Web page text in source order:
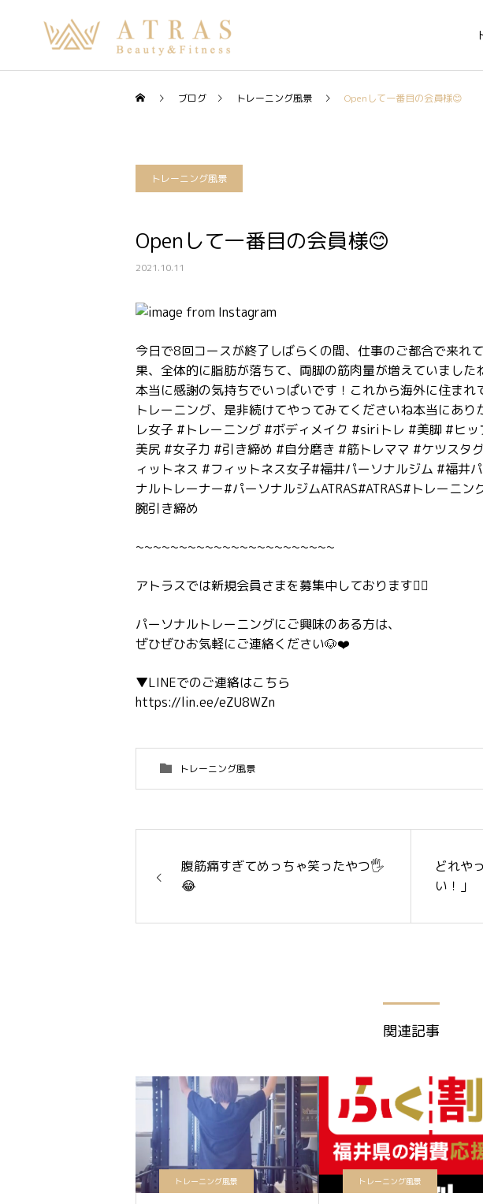
ブログ トレーニング風景 Openして一番目の会員様😊
トレーニング風景
Openして一番目の会員様😊
2021.10.11
今日で8回コースが終了しばらくの間、仕事のご都合で来れ
果、全体的に脂肪が落ちて、両脚の筋肉量が増えていまし
本当に感謝の気持ちでいっぱいです！これから海外に住ま
トレーニング、是非続けてやってみてくださいね本当にあ
レ女子 #トレーニング #ボディメイク #siriトレ #美脚 #ヒ
美尻 #女子力 #引き締め #自分磨き #筋トレママ #ケツスタ
ィットネス #フィットネス女子#福井パーソナルジム #福井
ナルトレーナー#パーソナルジムATRAS#ATRAS#トレーニ
腕引き締め
~~~~~~~~~~~~~~~~~~~~~~~
アトラスでは新規会員さまを募集中しております🏋️‍♂️
パーソナルトレーニングにご興味のある方は、
ぜひぜひお気軽にご連絡ください🐶❤️
▼LINEでのご連絡はこちら
https://lin.ee/eZU8WZn
トレーニング風景
腹筋痛すぎてめっちゃ笑ったやつ🖐
😂
どれや
い！」
関連記事
トレーニング風景 トレーニング風景